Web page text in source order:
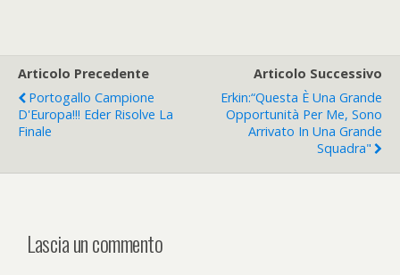
Articolo Precedente
Portogallo Campione
D'Europa!!! Eder Risolve La
Finale
Articolo Successivo
Erkin:“Questa È Una Grande
Opportunità Per Me, Sono
Arrivato In Una Grande
Squadra"
Lascia un commento